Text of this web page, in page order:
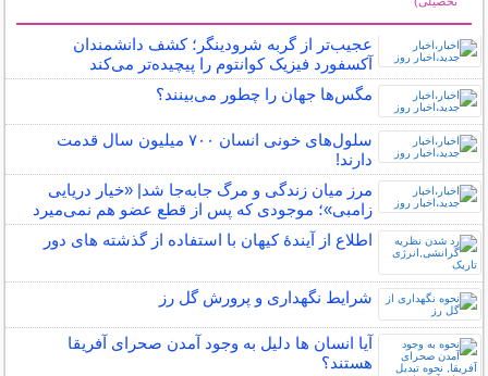
عجیب‌تر از گربه شرودینگر؛ کشف دانشمندان
آکسفورد فیزیک کوانتوم را پیچیده‌تر می‌کند
مگس‌ها جهان را چطور می‌بینند؟
سلول‌های خونی انسان ۷۰۰ میلیون سال قدمت
دارند!
مرز میان زندگی و مرگ جابه‌جا شد| «خیار دریایی
زامبی»؛ موجودی که پس از قطع عضو هم نمی‌میرد
اطلاع از آیندۀ کیهان با استفاده از گذشته ­های دور
شرایط نگهداری و پرورش گل رز
آیا انسان ها دلیل به وجود آمدن صحرای آفریقا
هستند؟